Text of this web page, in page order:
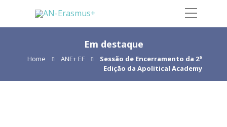
Em destaque
Home ANE+ EF
Sessão de Encerramento da 2ª
Edição da Apolitical Academy